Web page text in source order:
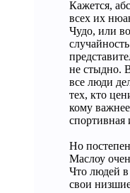
Кажется,
всех их
Чудо, или
не стыдно.
все люди
тех, кто
кому
спортивная
Но
Маслоу
Что людей в
свои